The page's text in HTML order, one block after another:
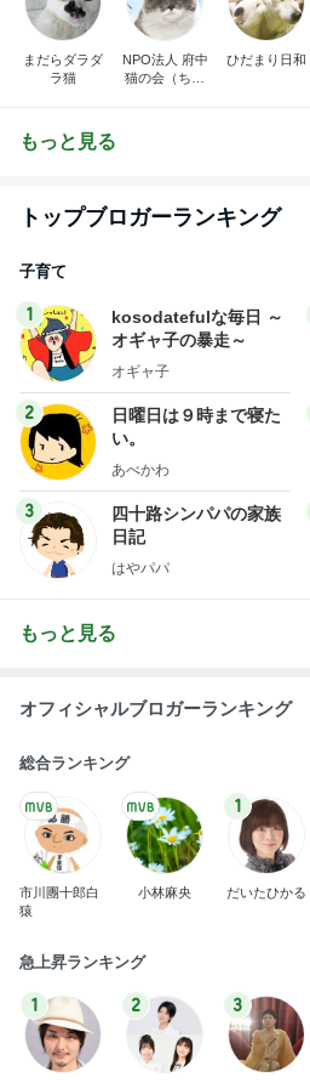
まだらダラダ
ラ猫
NPO法人 府中
猫の会（ちゅ
ひだまり日和
もっと見る
トップブロガーランキング
子育て
1
kosodatefulな毎日 ～
オギャ子の暴走～
オギャ子
2
日曜日は９時まで寝た
い。
あべかわ
3
四十路シンパパの家族
日記
はやパパ
もっと見る
オフィシャルブロガーランキング
総合ランキング
市川團十郎白
猿
小林麻央
1
だいたひかる
急上昇ランキング
1 2 3